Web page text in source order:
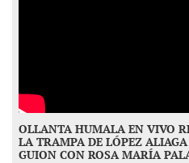
OLLANTA HUMALA EN VIVO
LA TRAMPA DE LÓPEZ
GUION CON ROSA MARÍA